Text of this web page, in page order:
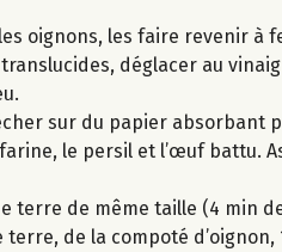
oignons, les faire revenir à
déglacer au
sur du papier absorbant
le persil et l’œuf battu.
terre de même taille (4 min
de la compoté